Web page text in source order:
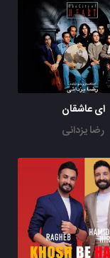
ای عاشقان
رضا یزدانی